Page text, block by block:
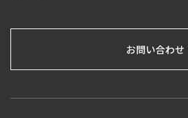
お問い合わせ